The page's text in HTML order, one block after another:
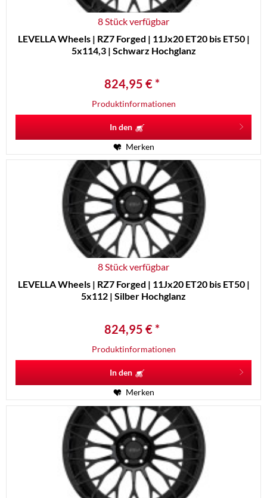
8 Stück verfügbar
LEVELLA Wheels | RZ7 Forged | 11Jx20 ET20 bis ET50 |
5x114,3 | Schwarz Hochglanz
824,95 € *
Produktinformationen
In den
Merken
8 Stück verfügbar
LEVELLA Wheels | RZ7 Forged | 11Jx20 ET20 bis ET50 |
5x112 | Silber Hochglanz
824,95 € *
Produktinformationen
In den
Merken